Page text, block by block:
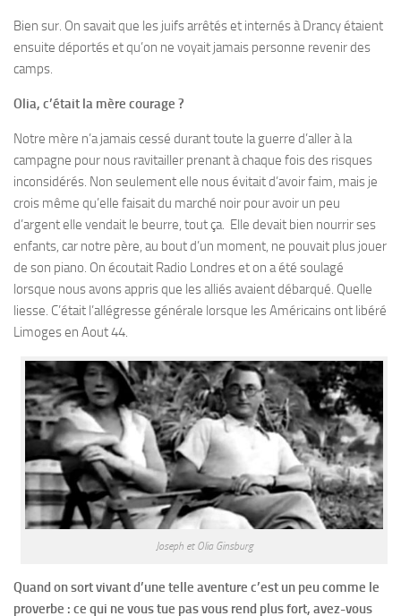
Bien sur. On savait que les juifs arrêtés et internés à Drancy étaient
ensuite déportés et qu’on ne voyait jamais personne revenir des
camps.
Olia, c’était la mère courage ?
Notre mère n’a jamais cessé durant toute la guerre d’aller à la
campagne pour nous ravitailler prenant à chaque fois des risques
inconsidérés. Non seulement elle nous évitait d’avoir faim, mais je
crois même qu’elle faisait du marché noir pour avoir un peu
d’argent elle vendait le beurre, tout ça. Elle devait bien nourrir ses
enfants, car notre père, au bout d’un moment, ne pouvait plus jouer
de son piano. On écoutait Radio Londres et on a été soulagé
lorsque nous avons appris que les alliés avaient débarqué. Quelle
liesse. C’était l’allégresse générale lorsque les Américains ont libéré
Limoges en Aout 44.
Joseph et Olia Ginsburg
Quand on sort vivant d’une telle aventure c’est un peu comme le
proverbe : ce qui ne vous tue pas vous rend plus fort, avez-vous